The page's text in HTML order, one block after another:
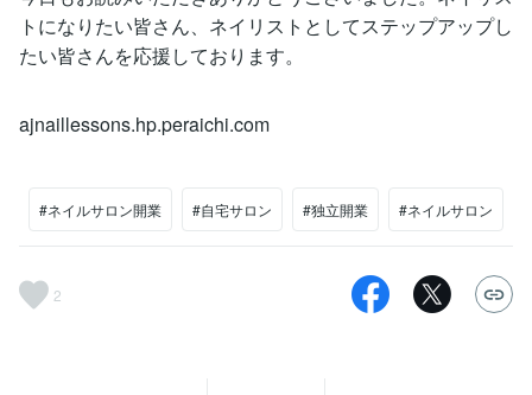
トになりたい皆さん、ネイリストとしてステップアップし
たい皆さんを応援しております。
ajnaillessons.hp.peraichi.com
#ネイルサロン開業 #自宅サロン #独立開業 #ネイルサロン
2